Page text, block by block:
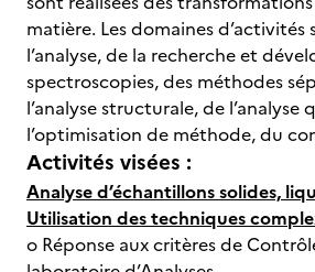
matière. Les domaines d’activités
l’analyse, de la recherche et
spectroscopies, des méthodes
l’analyse structurale, de
l’optimisation de méthode, du
Activités visées :
Analyse d’échantillons solides,
Utilisation des techniques
o Réponse aux critères de